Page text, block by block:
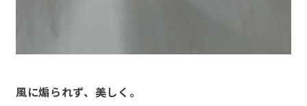
風に煽られず、美しく。